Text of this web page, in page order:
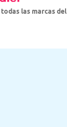
las marcas del